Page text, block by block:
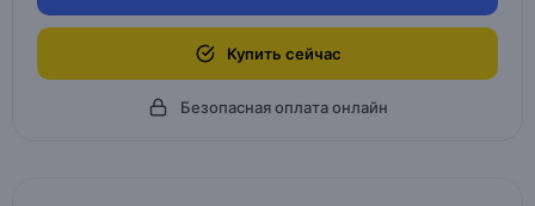
Купить сейчас
Безопасная оплата онлайн